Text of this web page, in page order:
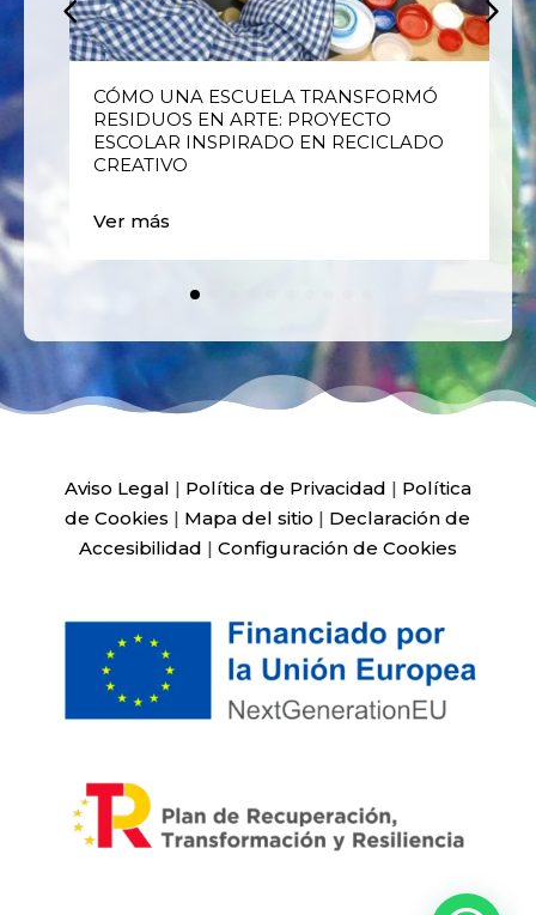
CÓMO UNA ESCUELA TRANSFORMÓ
RESIDUOS EN ARTE: PROYECTO
ESCOLAR INSPIRADO EN RECICLADO
CREATIVO
Ver más
Aviso Legal | Política de Privacidad | Política
de Cookies | Mapa del sitio | Declaración de
Accesibilidad | Configuración de Cookies